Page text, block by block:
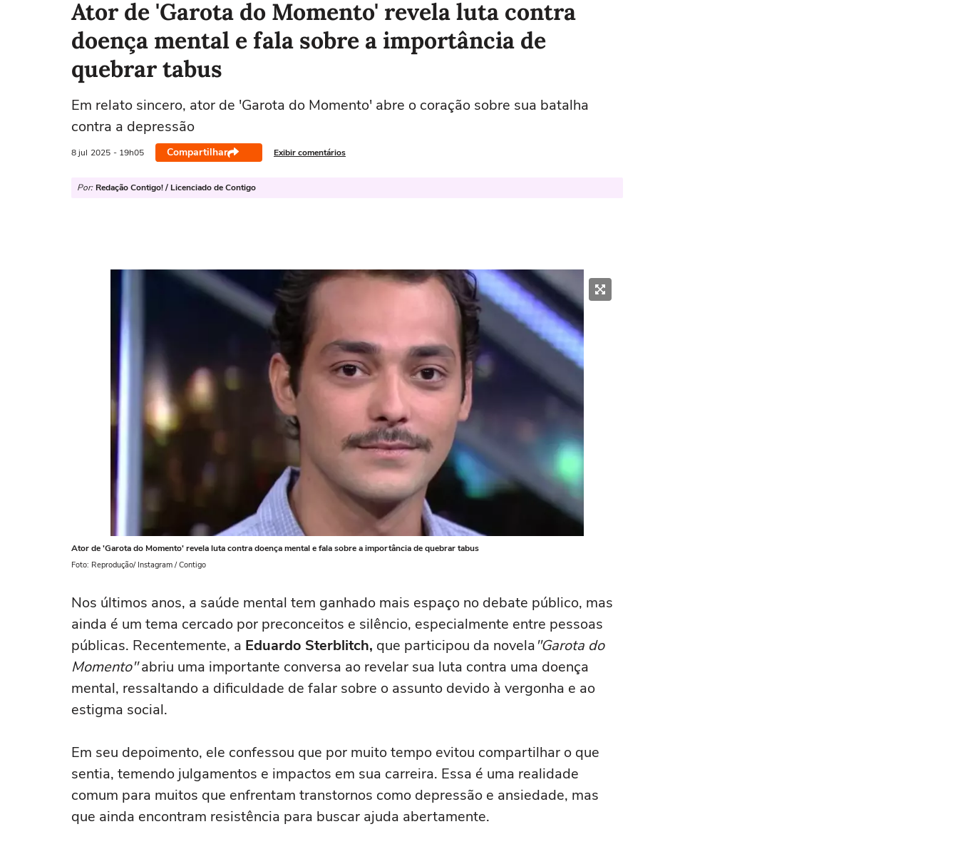
Ator de 'Garota do Momento' revela luta contra
doença mental e fala sobre a importância de
quebrar tabus
Em relato sincero, ator de 'Garota do Momento' abre o coração sobre sua batalha
contra a depressão
8 jul 2025 - 19h05 Compartilhar Exibir comentários
Por: Redação Contigo! / Licenciado de Contigo
Ator de 'Garota do Momento' revela luta contra doença mental e fala sobre a importância de quebrar tabus
Foto: Reprodução/ Instagram / Contigo
Nos últimos anos, a saúde mental tem ganhado mais espaço no debate público, mas
ainda é um tema cercado por preconceitos e silêncio, especialmente entre pessoas
públicas. Recentemente, a Eduardo Sterblitch, que participou da novela"Garota do
Momento"abriu uma importante conversa ao revelar sua luta contra uma doença
mental, ressaltando a dificuldade de falar sobre o assunto devido à vergonha e ao
estigma social.
Em seu depoimento, ele confessou que por muito tempo evitou compartilhar o que
sentia, temendo julgamentos e impactos em sua carreira. Essa é uma realidade
comum para muitos que enfrentam transtornos como depressão e ansiedade, mas
que ainda encontram resistência para buscar ajuda abertamente.